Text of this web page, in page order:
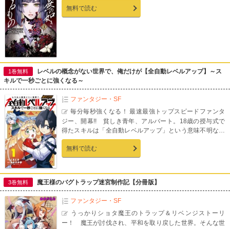
無料で読む
1巻無料
レベルの概念がない世界で、俺だけが【全自動レベルアップ】～ス
キルで一秒ごとに強くなる～
ファンタジー・SF
毎分毎秒強くなる！ 最速最強トップスピードファンタ
ジー、開幕!! 貧しき青年、アルバート。18歳の授与式で
得たスキルは「全自動レベルアップ」という意味不明なス
キル。だが実はこのスキル、毎分毎秒ごとに際限なく強く
なり続けるというとんでもないもので…!? 一歩踏み出す勇
気と脅威のスキルで凶悪な敵へと立ち向かえ！ 前代未聞の
無料で読む
3巻無料 魔王様のバグトラップ迷宮制作記【分冊版】
ファンタジー・SF
うっかりショタ魔王のトラップ＆リベンジストーリ
ー！ 魔王が討伐され、平和を取り戻した世界。そんな世